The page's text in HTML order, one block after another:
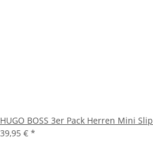
HUGO BOSS 3er Pack Herren Mini Slip
39,95 € *